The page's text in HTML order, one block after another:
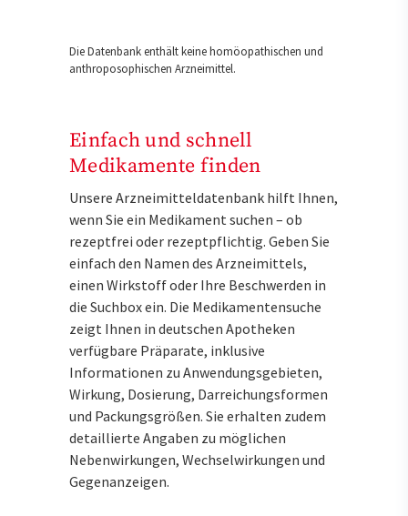
Die Datenbank enthält keine homöopathischen und
anthroposophischen Arzneimittel.
Einfach und schnell
Medikamente finden
Unsere Arzneimitteldatenbank hilft Ihnen,
wenn Sie ein Medikament suchen – ob
rezeptfrei oder rezeptpflichtig. Geben Sie
einfach den Namen des Arzneimittels,
einen Wirkstoff oder Ihre Beschwerden in
die Suchbox ein. Die Medikamentensuche
zeigt Ihnen in deutschen Apotheken
verfügbare Präparate, inklusive
Informationen zu Anwendungsgebieten,
Wirkung, Dosierung, Darreichungsformen
und Packungsgrößen. Sie erhalten zudem
detaillierte Angaben zu möglichen
Nebenwirkungen, Wechselwirkungen und
Gegenanzeigen.